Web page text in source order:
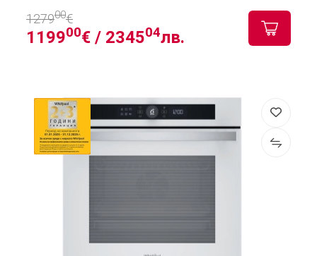
119900€ / 234504лв.
127900€